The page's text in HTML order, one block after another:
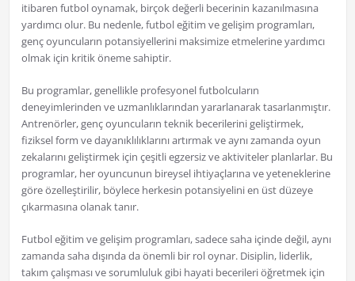
itibaren futbol oynamak, birçok değerli becerinin kazanılmasına
yardımcı olur. Bu nedenle, futbol eğitim ve gelişim programları,
genç oyuncuların potansiyellerini maksimize etmelerine yardımcı
olmak için kritik öneme sahiptir.
Bu programlar, genellikle profesyonel futbolcuların
deneyimlerinden ve uzmanlıklarından yararlanarak tasarlanmıştır.
Antrenörler, genç oyuncuların teknik becerilerini geliştirmek,
fiziksel form ve dayanıklılıklarını artırmak ve aynı zamanda oyun
zekalarını geliştirmek için çeşitli egzersiz ve aktiviteler planlarlar. Bu
programlar, her oyuncunun bireysel ihtiyaçlarına ve yeteneklerine
göre özelleştirilir, böylece herkesin potansiyelini en üst düzeye
çıkarmasına olanak tanır.
Futbol eğitim ve gelişim programları, sadece saha içinde değil, aynı
zamanda saha dışında da önemli bir rol oynar. Disiplin, liderlik,
takım çalışması ve sorumluluk gibi hayati becerileri öğretmek için